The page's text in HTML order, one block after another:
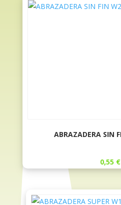
ABRAZADERA SIN
0,55 €